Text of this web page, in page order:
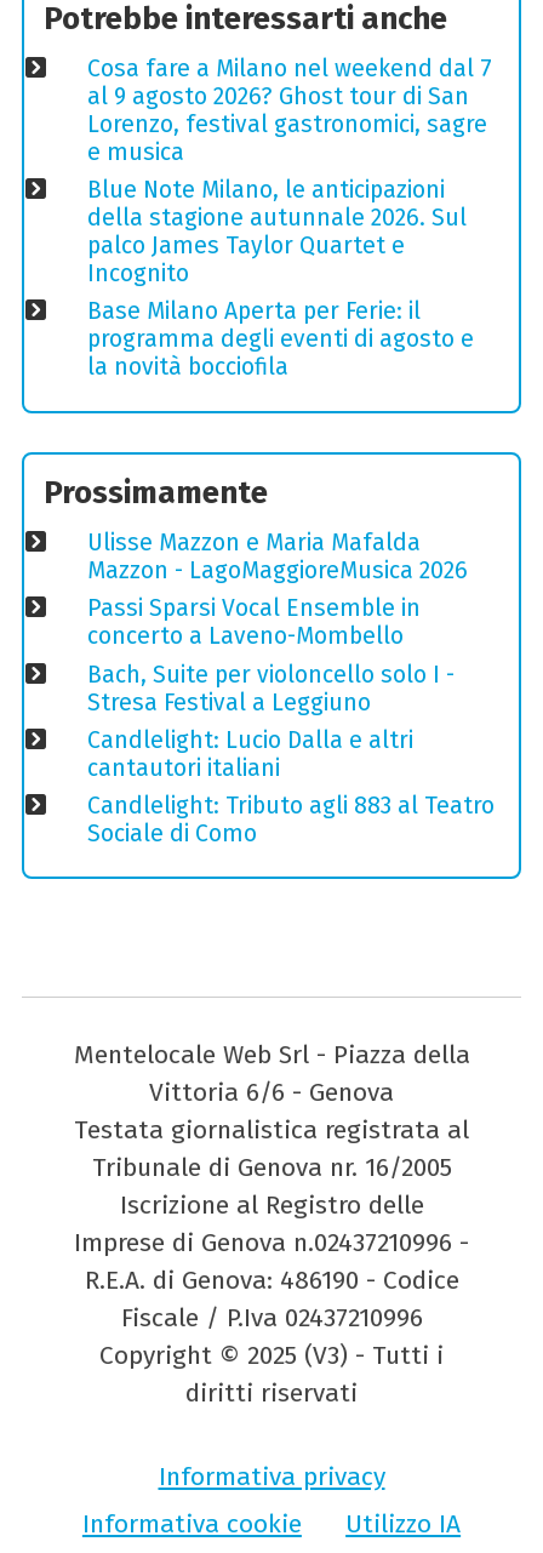
Potrebbe interessarti anche
Cosa fare a Milano nel weekend dal 7
al 9 agosto 2026? Ghost tour di San
Lorenzo, festival gastronomici, sagre
e musica
Blue Note Milano, le anticipazioni
della stagione autunnale 2026. Sul
palco James Taylor Quartet e
Incognito
Base Milano Aperta per Ferie: il
programma degli eventi di agosto e
la novità bocciofila
Prossimamente
Ulisse Mazzon e Maria Mafalda
Mazzon - LagoMaggioreMusica 2026
Passi Sparsi Vocal Ensemble in
concerto a Laveno-Mombello
Bach, Suite per violoncello solo I -
Stresa Festival a Leggiuno
Candlelight: Lucio Dalla e altri
cantautori italiani
Candlelight: Tributo agli 883 al Teatro
Sociale di Como
Mentelocale Web Srl - Piazza della
Vittoria 6/6 - Genova
Testata giornalistica registrata al
Tribunale di Genova nr. 16/2005
Iscrizione al Registro delle
Imprese di Genova n.02437210996 -
R.E.A. di Genova: 486190 - Codice
Fiscale / P.Iva 02437210996
Copyright © 2025 (V3) - Tutti i
diritti riservati
Informativa privacy
Informativa cookie
Utilizzo IA